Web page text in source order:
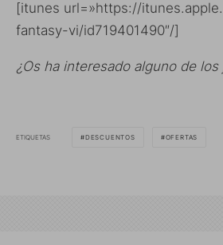
[itunes url=»https://
fantasy-vi/id719401490″/]
¿Os ha interesado alguno de
ETIQUETAS DESCUENTOS OFERTAS